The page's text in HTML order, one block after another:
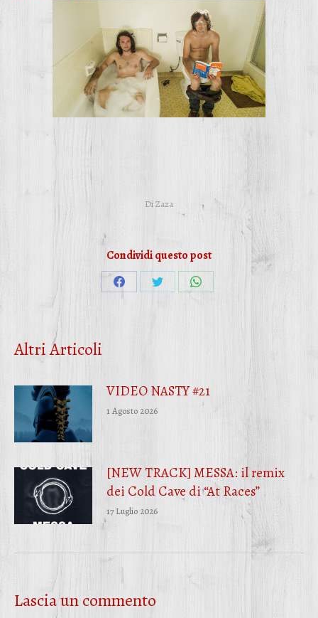
DiZaza
Condividi questo post
CondividiCondividiCondividi
Altri Articoli
VIDEO NASTY #21
1 Agosto 2026
[NEW TRACK] MESSA: il remix
dei Cold Cave di “At Races”
17 Luglio 2026
Lascia un commento